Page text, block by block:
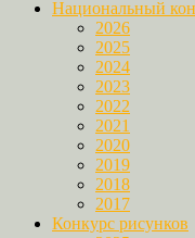
Национальный
2026
2025
2024
2023
2022
2021
2020
2019
2018
2017
Конкурс рисунков